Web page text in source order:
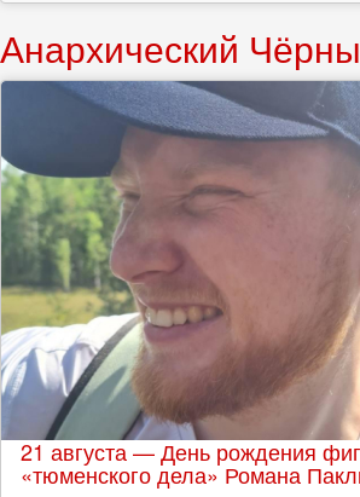
Анархический
21 августа — День рождения
«тюменского дела» Романа